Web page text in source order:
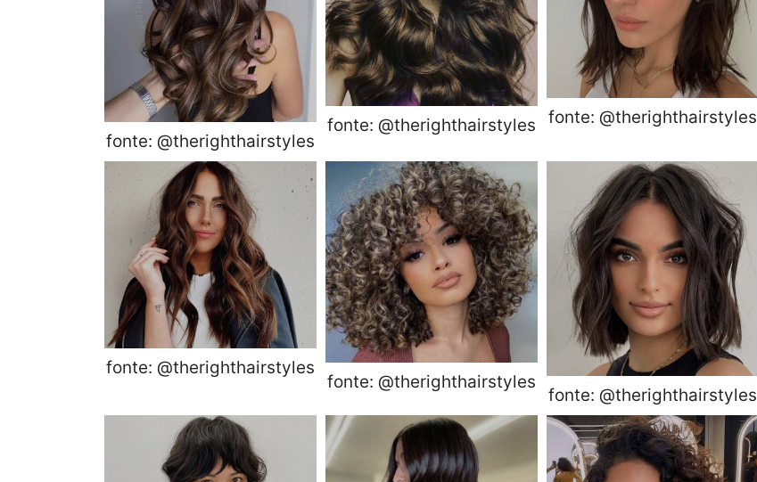
fonte: @therighthairstyles
fonte: @therighthairstyles fonte: @therighthairstyles
fonte: @therighthairstyles
fonte: @therighthairstyles
fonte: @therighthairstyles